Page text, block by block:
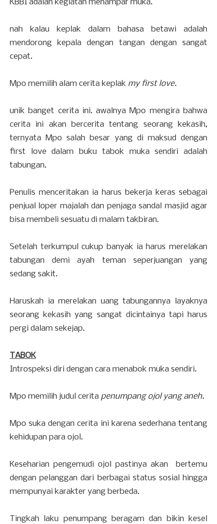
KBBI adalah kegiatan menampar muka.
nah kalau keplak dalam bahasa betawi adalah
mendorong kepala dengan tangan dengan sangat
cepat.
Mpo memilih alam cerita keplak my first love.
unik banget cerita ini. awalnya Mpo mengira bahwa
cerita ini akan bercerita tentang seorang kekasih,
ternyata Mpo salah besar yang di maksud dengan
first love dalam buku tabok muka sendiri adalah
tabungan.
Penulis menceritakan ia harus bekerja keras sebagai
penjual loper majalah dan penjaga sandal masjid agar
bisa membeli sesuatu di malam takbiran.
Setelah terkumpul cukup banyak ia harus merelakan
tabungan demi ayah teman seperjuangan yang
sedang sakit.
Haruskah ia merelakan uang tabungannya layaknya
seorang kekasih yang sangat dicintainya tapi harus
pergi dalam sekejap.
TABOK
Introspeksi diri dengan cara menabok muka sendiri.
Mpo memilih judul cerita penumpang ojol yang aneh.
Mpo suka dengan cerita ini karena sederhana tentang
kehidupan para ojol.
Keseharian pengemudi ojol pastinya akan bertemu
dengan pelanggan dari berbagai status sosial hingga
mempunyai karakter yang berbeda.
Tingkah laku penumpang beragam dan bikin kesel